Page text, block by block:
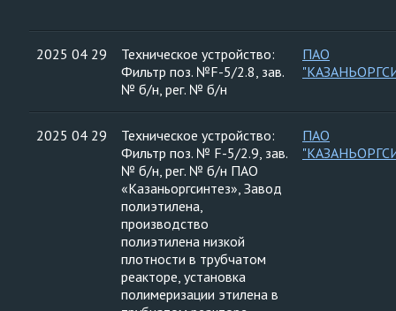
2025 04 29
Техническое устройство:
Фильтр поз. №F-5/2.8, зав.
№ б/н, рег. № б/н
ПАО
2025 04 29
Техническое устройство:
Фильтр поз. № F-5/2.9, зав.
№ б/н, рег. № б/н ПАО
«Казаньоргсинтез», Завод
полиэтилена,
производство
полиэтилена низкой
плотности в трубчатом
реакторе, установка
полимеризации этилена в
ПАО